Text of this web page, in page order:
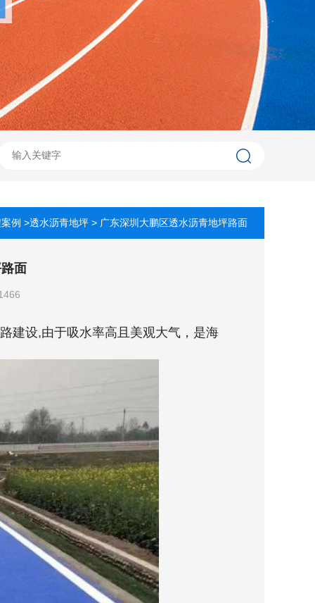
例 >透水沥青地坪 > 广东深圳大鹏区透水沥青地坪路面
面
设,由于吸水率高且美观大气，是海